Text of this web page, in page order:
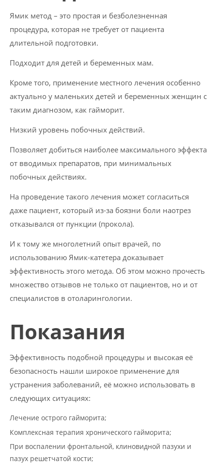
Ямик метод – это простая и безболезненная
процедура, которая не требует от пациента
длительной подготовки.
Подходит для детей и беременных мам.
Кроме того, применение местного лечения особенно
актуально у маленьких детей и беременных женщин с
таким диагнозом, как гайморит.
Низкий уровень побочных действий.
Позволяет добиться наиболее максимального эффекта
от вводимых препаратов, при минимальных
побочных действиях.
На проведение такого лечения может согласиться
даже пациент, который из-за боязни боли наотрез
отказывался от пункции (прокола).
И к тому же многолетний опыт врачей, по
использованию Ямик-катетера доказывает
эффективность этого метода. Об этом можно прочесть
множество отзывов не только от пациентов, но и от
специалистов в отоларингологии.
Показания
Эффективность подобной процедуры и высокая её
безопасность нашли широкое применение для
устранения заболеваний, её можно использовать в
следующих ситуациях:
Лечение острого гайморита;
Комплексная терапия хронического гайморита;
При воспалении фронтальной, клиновидной пазухи и
пазух решетчатой кости;